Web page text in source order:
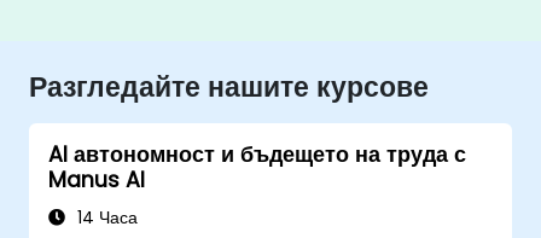
Разгледайте нашите курсове
AI автономност и бъдещето на труда с
Manus AI
14 Часа